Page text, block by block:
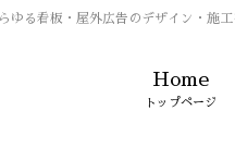
る看板・屋外広告のデザイン・施工
Home
トップページ